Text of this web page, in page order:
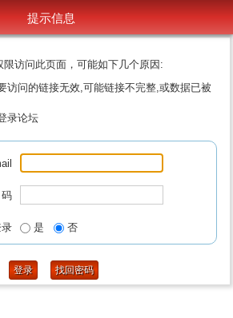
提示信息
访问此页面，可能如下几个原因:
访问的链接无效,可能链接不完整,或数据已被
录论坛
是 否